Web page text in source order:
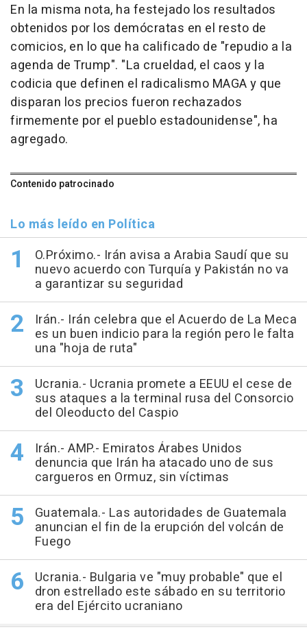
En la misma nota, ha festejado los resultados
obtenidos por los demócratas en el resto de
comicios, en lo que ha calificado de "repudio a la
agenda de Trump". "La crueldad, el caos y la
codicia que definen el radicalismo MAGA y que
disparan los precios fueron rechazados
firmemente por el pueblo estadounidense", ha
agregado.
Contenido patrocinado
Lo más leído en Política
O.Próximo.- Irán avisa a Arabia Saudí que su
nuevo acuerdo con Turquía y Pakistán no va
a garantizar su seguridad
Irán.- Irán celebra que el Acuerdo de La Meca
es un buen indicio para la región pero le falta
una "hoja de ruta"
Ucrania.- Ucrania promete a EEUU el cese de
sus ataques a la terminal rusa del Consorcio
del Oleoducto del Caspio
Irán.- AMP.- Emiratos Árabes Unidos
denuncia que Irán ha atacado uno de sus
cargueros en Ormuz, sin víctimas
Guatemala.- Las autoridades de Guatemala
anuncian el fin de la erupción del volcán de
Fuego
Ucrania.- Bulgaria ve "muy probable" que el
dron estrellado este sábado en su territorio
era del Ejército ucraniano